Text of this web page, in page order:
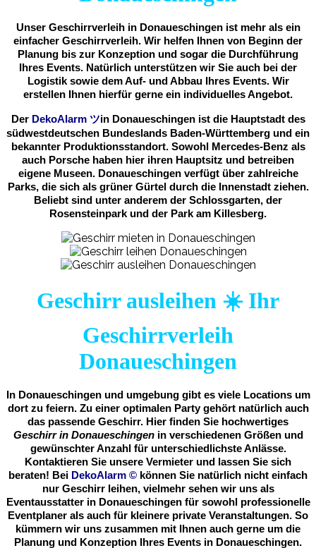
Unser Geschirrverleih in Donaueschingen ist mehr als ein
einfacher Geschirrverleih. Wir helfen Ihnen von Beginn der
Planung bis zur Konzeption und sogar die Durchführung
Ihres Events. Natürlich unterstützen wir Sie auch bei der
Logistik sowie dem Auf- und Abbau Ihres Events. Wir
erstellen Ihnen hierfür gerne ein individuelles Angebot.
Der DekoAlarm ツin Donaueschingen ist die Hauptstadt des
südwestdeutschen Bundeslands Baden-Württemberg und ein
bekannter Produktionsstandort. Sowohl Mercedes-Benz als
auch Porsche haben hier ihren Hauptsitz und betreiben
eigene Museen. Donaueschingen verfügt über zahlreiche
Parks, die sich als grüner Gürtel durch die Innenstadt ziehen.
Beliebt sind unter anderem der Schlossgarten, der
Rosensteinpark und der Park am Killesberg.
Geschirr ausleihen ☀️ Ihr
Geschirrverleih
Donaueschingen
In Donaueschingen und umgebung gibt es viele Locations um
dort zu feiern. Zu einer optimalen Party gehört natürlich auch
das passende Geschirr. Hier finden Sie hochwertiges
Geschirr in Donaueschingenin verschiedenen Größen und
gewünschter Anzahl für unterschiedlichste Anlässe.
Kontaktieren Sie unsere Vermieter und lassen Sie sich
beraten! Bei DekoAlarm © können Sie natürlich nicht einfach
nur Geschirr leihen, vielmehr sehen wir uns als
Eventausstatter in Donaueschingen für sowohl professionelle
Eventplaner als auch für kleinere private Veranstaltungen. So
kümmern wir uns zusammen mit Ihnen auch gerne um die
Planung und Konzeption Ihres Events in Donaueschingen.